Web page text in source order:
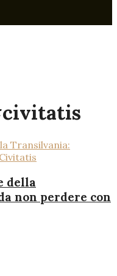
della
non perdere con